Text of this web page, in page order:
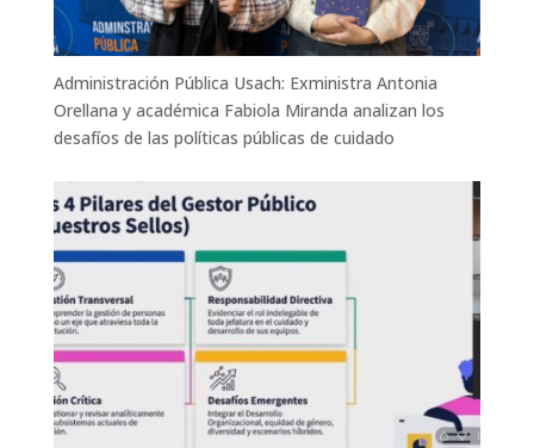
Administración Pública Usach: Exministra Antonia
Orellana y académica Fabiola Miranda analizan los
desafíos de las políticas públicas de cuidado